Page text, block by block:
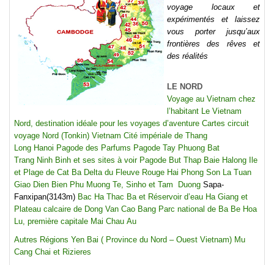
voyage locaux et
expérimentés et laissez
vous porter jusqu’aux
frontières des rêves et
des réalités
LE NORD
Voyage au Vietnam chez
l’habitant
Le Vietnam
Nord, destination idéale pour les voyages d’aventure Cartes circuit
voyage Nord (Tonkin) Vietnam Cité impériale de Thang
Long Hanoi Pagode des Parfums Pagode Tay Phuong Bat
Trang Ninh Binh et ses sites à voir Pagode But Thap Baie Halong
Ile
et Plage de Cat Ba Delta du Fleuve Rouge Hai Phong Son La Tuan
Giao Dien Bien Phu Muong Te, Sinho et Tam Duong Sapa-
Fanxipan(3143m) Bac Ha Thac Ba et Réservoir d’eau Ha Giang et
Plateau calcaire de Dong Van Cao Bang Parc national de Ba Be Hoa
Lu, première capitale Mai Chau Au
Autres Régions Yen Bai ( Province du Nord – Ouest Vietnam) Mu
Cang Chai et Rizieres